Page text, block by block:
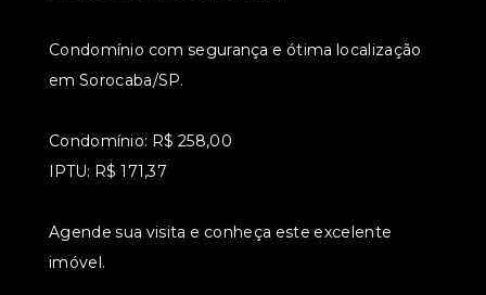
Condomínio com segurança e ótima localização
em Sorocaba/SP.
Condomínio: R$ 258,00
IPTU: R$ 171,37
Agende sua visita e conheça este excelente
imóvel.